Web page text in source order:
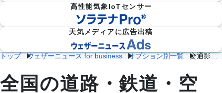
設
気
物
流
気
施
設・
工場
熱中症対
策
ラ雷雨対
策
企業向け専門気象情報 気象データをAPIで
高性能気象IoTセンサー
天気メディアに広告出稿
トップ ウェザーニュース for business オプション別一覧 交通影響予測
全国の道路・鉄道・空